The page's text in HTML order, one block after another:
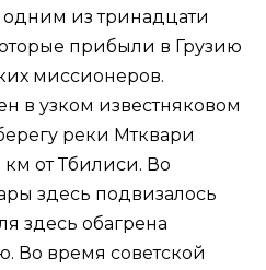
из тринадцати
прибыли в Грузию
миссионеров.
в узком известняковом
реки Мтквари
от Тбилиси. Во
здесь подвизалось
здесь обагрена
Во время советской